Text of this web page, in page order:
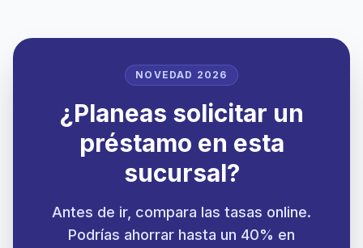
NOVEDAD 2026
¿Planeas solicitar un
préstamo en esta
sucursal?
Antes de ir, compara las tasas online.
Podrías ahorrar hasta un 40% en